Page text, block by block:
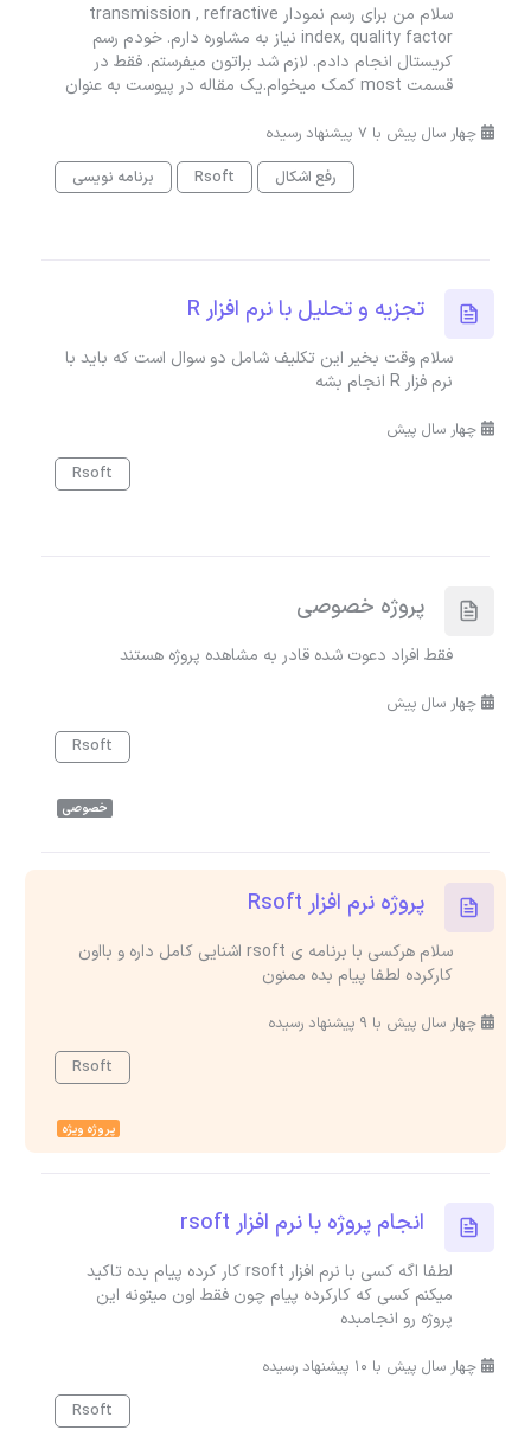
سلام من برای رسم نمودار transmission , refractive
index, quality factor نیاز به مشاوره دارم. خودم رسم
کریستال انجام دادم. لازم شد براتون میفرستم. فقط در
قسمت most کمک میخوام.یک مقاله در پیوست به عنوان
چهار سال پیش با 7 پیشنهاد رسیده
رفع اشکال
Rsoft برنامه نویسی
تجزیه و تحلیل با نرم افزار R
سلام وقت بخیر این تکلیف شامل دو سوال است که باید با
نرم فزار R انجام بشه
چهار سال پیش
Rsoft
پروژه خصوصی
فقط افراد دعوت شده قادر به مشاهده پروژه هستند
چهار سال پیش
Rsoft
خصوصی
پروژه نرم افزار Rsoft
سلام هرکسی با برنامه ی rsoft اشنایی کامل داره و بااون
کارکرده لطفا پیام بده ممنون
چهار سال پیش با 9 پیشنهاد رسیده
Rsoft
پروژه ویژه
انجام پروژه با نرم افزار rsoft
لطفا اگه کسی با نرم افزار rsoft کار کرده پیام بده تاکید
میکنم کسی که کارکرده پیام چون فقط اون میتونه این
پروژه رو انجامبده
چهار سال پیش با 10 پیشنهاد رسیده
Rsoft